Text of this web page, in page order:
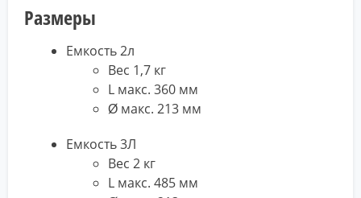
Размеры
Емкость 2л
Вес 1,7 кг
L макс. 360 мм
Ø макс. 213 мм
Емкость 3Л
Вес 2 кг
L макс. 485 мм